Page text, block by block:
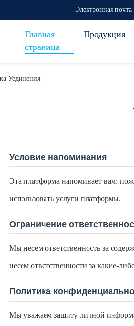
Электронная
Главная
страница
Продукция
Уединения
Условие напоминания
Эта платформа напоминает вам:
использовать услуги платформы.
Ограничение
Мы несем ответственность за
несем ответственности за какие-
Политика
Мы уважаем защиту личной